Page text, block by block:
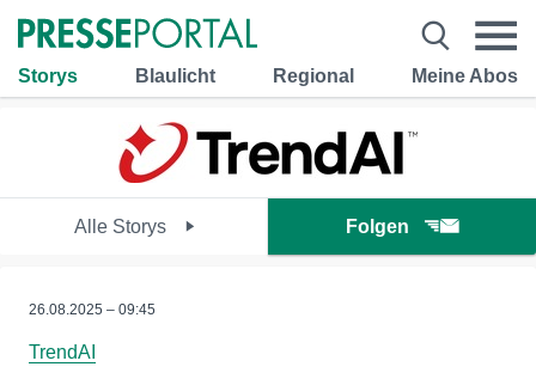
Storys Blaulicht Regional Meine Abos
Alle Storys Folgen
26.08.2025 – 09:45
TrendAI